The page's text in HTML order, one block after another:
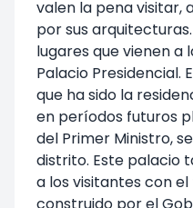
valen la pena visitar,
por sus
lugares que vienen a
Palacio Presidencial.
que ha sido la
en períodos futuros
del Primer Ministro,
distrito. Este palacio
a los visitantes con
construido por el